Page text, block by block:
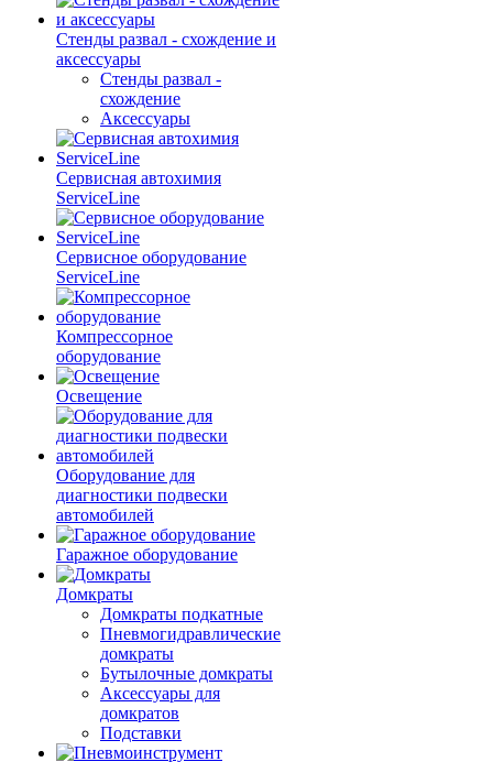
Стенды развал - схождение и
аксессуары
Стенды развал -
схождение
Аксессуары
Сервисная автохимия
ServiceLine
Сервисное оборудование
ServiceLine
Компрессорное
оборудование
Освещение
Оборудование для
диагностики подвески
автомобилей
Гаражное оборудование
Домкраты
Домкраты подкатные
Пневмогидравлические
домкраты
Бутылочные домкраты
Аксессуары для
домкратов
Подставки